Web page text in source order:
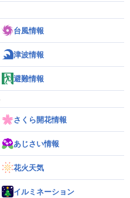
台風情報
津波情報
避難情報
さくら開花情報
あじさい情報
花火天気
イルミネーション